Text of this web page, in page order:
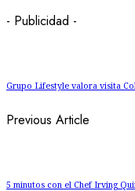
- Publicidad -
Grupo Lifestyle valora visita
Previous Article
5 minutos con el Chef Irving